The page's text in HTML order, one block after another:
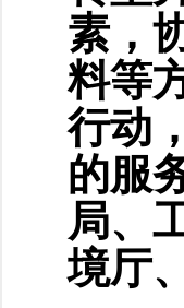
素，
料等
行动
的服
局、
境厅